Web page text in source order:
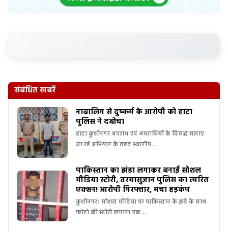
संबंधित खबरें
नाबालिग से दुष्कर्म के आरोपी को हाटा
पुलिस ने दबोचा
हाटा कुशीनगर अपराध एवं अपराधियों के विरुद्ध चलाए
जा रहे अभियान के तहत स्थानीय…
पाकिस्तान का झंडा लगाकर बनाई सोशल
मीडिया स्टोरी, तरयासुजान पुलिस का त्वरित
एक्शन! आरोपी गिरफ्तार, मचा हड़कंप
कुशीनगर। सोशल मीडिया पर पाकिस्तान के झंडे के साथ
फोटो की स्टोरी लगाना एक…